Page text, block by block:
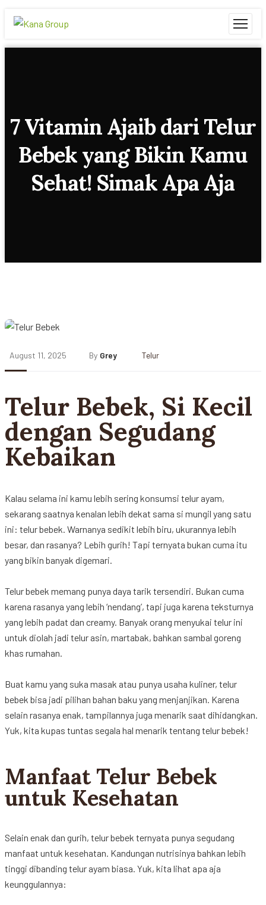
7 Vitamin Ajaib dari Telur
Bebek yang Bikin Kamu
Sehat! Simak Apa Aja
August 11, 2025 By Grey Telur
Telur Bebek, Si Kecil
dengan Segudang
Kebaikan
Kalau selama ini kamu lebih sering konsumsi telur ayam,
sekarang saatnya kenalan lebih dekat sama si mungil yang satu
ini: telurbebek. Warnanya sedikit lebih biru, ukurannya lebih
besar, dan rasanya? Lebih gurih! Tapi ternyata bukan cuma itu
yang bikin banyak digemari.
Telurbebek memang punya daya tarik tersendiri. Bukan cuma
karena rasanya yang lebih ‘nendang’, tapi juga karena teksturnya
yang lebih padat dan creamy. Banyak orang menyukai telur ini
untuk diolah jadi telur asin, martabak, bahkan sambal goreng
khas rumahan.
Buat kamu yang suka masak atau punya usaha kuliner, telur
bebek bisa jadi pilihan bahan baku yang menjanjikan. Karena
selain rasanya enak, tampilannya juga menarik saat dihidangkan.
Yuk, kita kupas tuntas segala hal menarik tentang telurbebek!
Manfaat Telur Bebek
untuk Kesehatan
Selain enak dan gurih, telurbebek ternyata punya segudang
manfaat untuk kesehatan. Kandungan nutrisinya bahkan lebih
tinggi dibanding telur ayam biasa. Yuk, kita lihat apa aja
keunggulannya: